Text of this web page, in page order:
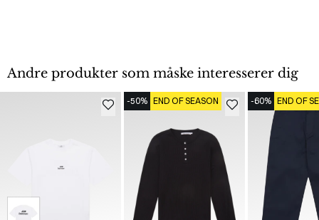
Andre produkter som måske interesserer dig
-50% END OF SEASON -60% END OF